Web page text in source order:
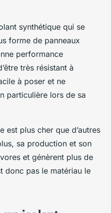
synthétique qui se
forme de panneaux
performance
très résistant à
à poser et ne
particulière lors de sa
est plus cher que d’autres
sa production et son
et génèrent plus de
donc pas le matériau le